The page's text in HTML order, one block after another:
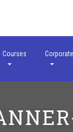
Courses Corporate